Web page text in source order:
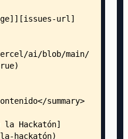
page.tsx
card.tsx
separator.tsx
summary.ts